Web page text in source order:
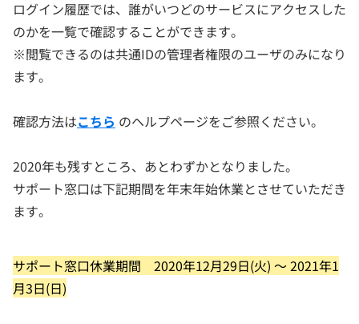
ログイン履歴では、誰がいつどのサービスにアクセスした
のかを一覧で確認することができます。
※閲覧できるのは共通IDの管理者権限のユーザのみになり
ます。
確認方法はこちら のヘルプページをご参照ください。
2020年も残すところ、あとわずかとなりました。
サポート窓口は下記期間を年末年始休業とさせていただき
ます。
サポート窓口休業期間 2020年12月29日(火) ～ 2021年1
月3日(日)